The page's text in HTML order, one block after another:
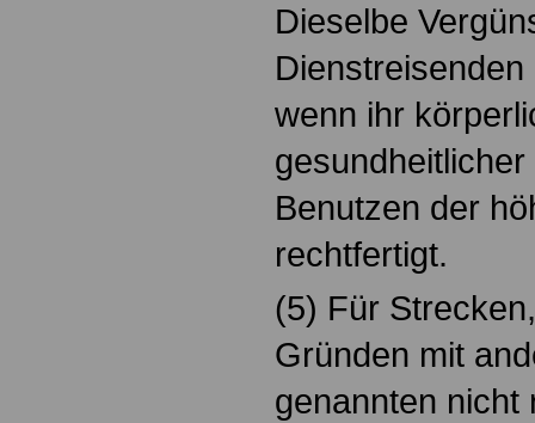
Dieselbe
wenn ihr
Benutzen der
rechtfertigt.
(5) Für
Gründen mit
genannten nicht